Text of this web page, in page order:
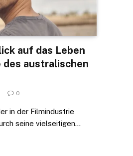
auf das Leben
des australischen
0
in der Filmindustrie
seine vielseitigen…